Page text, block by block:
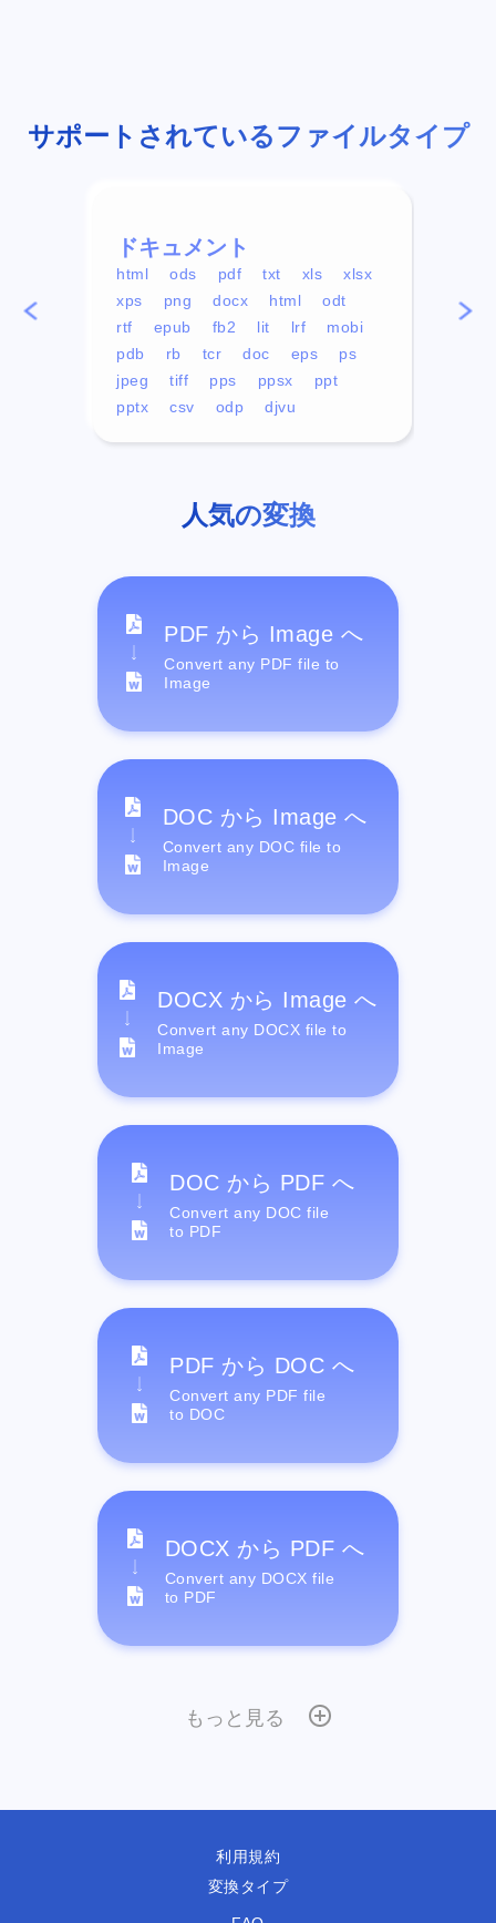
サポートされているファイルタイプ
ドキュメント
html ods pdf txt xls
xlsx
xps
png docx html
odt
rtf
epub fb2 lit lrf
mobi
pdb
rb tcr doc eps
ps
jpeg
tiff pps ppsx
ppt
pptx
csv odp djvu
mp4
人気の変換
PDF から Image へ
Convert any PDF file to
Image
DOC から Image へ
Convert any DOC file to
Image
DOCX から Image へ
Convert any DOCX file to
Image
DOC から PDF へ
Convert any DOC file
to PDF
PDF から DOC へ
Convert any PDF file
to DOC
DOCX から PDF へ
Convert any DOCX file
to PDF
もっと見る
利用規約
変換タイプ